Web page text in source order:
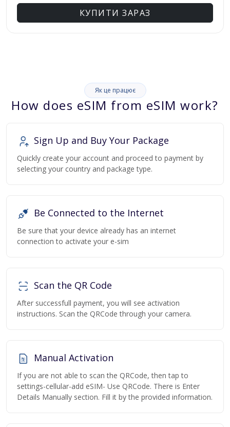
КУПИТИ ЗАРАЗ
Як це працює
How does eSIM from eSIM work?
Sign Up and Buy Your Package
Quickly create your account and proceed to payment by
selecting your country and package type.
Be Connected to the Internet
Be sure that your device already has an internet
connection to activate your e-sim
Scan the QR Code
After successfull payment, you will see activation
instructions. Scan the QRCode through your camera.
Manual Activation
If you are not able to scan the QRCode, then tap to
settings-cellular-add eSIM- Use QRCode. There is Enter
Details Manually section. Fill it by the provided information.